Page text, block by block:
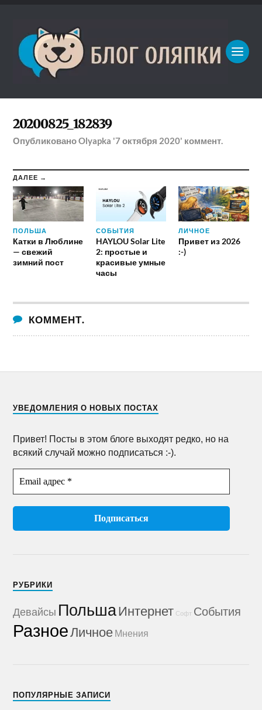
20200825_182839
ОпубликованоOlyapka '7 октября 2020' коммент.
ДАЛЕЕ →
ПОЛЬША
Катки в Люблине
— свежий
зимний пост
СОБЫТИЯ
HAYLOU Solar Lite
2: простые и
красивые умные
часы
ЛИЧНОЕ
Привет из 2026
:-)
КОММЕНТ.
УВЕДОМЛЕНИЯ О НОВЫХ ПОСТАХ
Привет! Посты в этом блоге выходят редко, но на
всякий случай можно подписаться :-).
РУБРИКИ
Девайсы ПольшаИнтернет Софт События
РазноеЛичное Мнения
ПОПУЛЯРНЫЕ ЗАПИСИ